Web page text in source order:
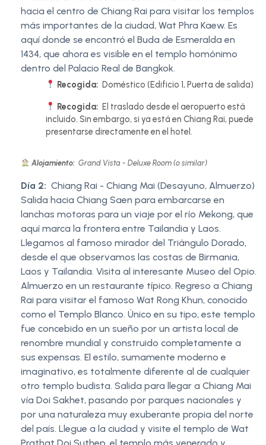
hacia el centro de Chiang Rai para visitar los templos
más importantes de la ciudad, Wat Phra Kaew. Es
aquí donde se encontró el Buda de Esmeralda en
1434, que ahora es visible en el templo homónimo
dentro del Palacio Real de Bangkok.
Recogida: Doméstico (Edificio 1, Puerta de salida)
Recogida: El traslado desde el aeropuerto está
incluido. Sin embargo, si ya está en Chiang Rai, puede
presentarse directamente en el hotel.
Alojamiento: Grand Vista - Deluxe Room (o similar)
Día 2: Chiang Rai - Chiang Mai (Desayuno, Almuerzo)
Salida hacia Chiang Saen para embarcarse en
lanchas motoras para un viaje por el río Mekong, que
aquí marca la frontera entre Tailandia y Laos.
Llegamos al famoso mirador del Triángulo Dorado,
desde el que observamos las costas de Birmania,
Laos y Tailandia. Visita al interesante Museo del Opio.
Almuerzo en un restaurante típico. Regreso a Chiang
Rai para visitar el famoso Wat Rong Khun, conocido
como el Templo Blanco. Único en su tipo, este templo
fue concebido en un sueño por un artista local de
renombre mundial y construido completamente a
sus expensas. El estilo, sumamente moderno e
imaginativo, es totalmente diferente al de cualquier
otro templo budista. Salida para llegar a Chiang Mai
vía Doi Sakhet, pasando por parques nacionales y
por una naturaleza muy exuberante propia del norte
del país. Llegue a la ciudad y visite el templo de Wat